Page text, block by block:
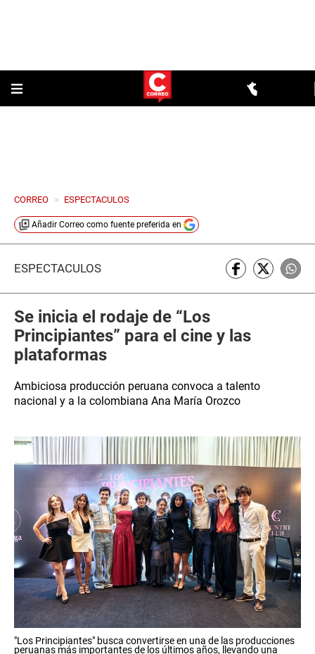
CORREO > ESPECTACULOS
Añadir Correo como fuente preferida en
ESPECTÁCULOS
Se inicia el rodaje de “Los
Principiantes” para el cine y las
plataformas
Ambiciosa producción peruana convoca a talento
nacional y a la colombiana Ana María Orozco
"Los Principiantes" busca convertirse en una de las producciones
peruanas más importantes de los últimos años, llevando una